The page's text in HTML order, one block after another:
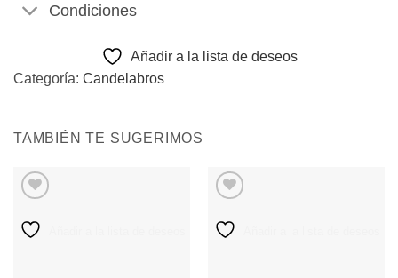
Condiciones
Añadir a la lista de deseos
Categoría: Candelabros
TAMBIÉN TE SUGERIMOS